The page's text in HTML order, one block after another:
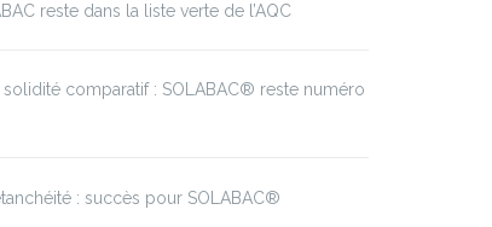
reste dans la liste verte de l’AQC
solidité comparatif : SOLABAC® reste numéro
: succès pour SOLABAC®